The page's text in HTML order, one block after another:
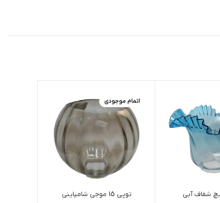
شفاف آبی
اتمام موجودی
توپی 15 موجی شامپاینی